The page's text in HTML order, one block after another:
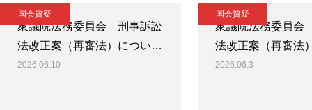
国会質疑
衆議院法務委員会 刑事訴訟
法改正案（再審法）につい…
2026.06.10
国会質疑
衆議院法務委員
法改正案（再審法
2026.06.3